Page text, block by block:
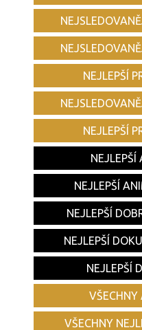
NEJLEPŠÍ
NEJLEPŠÍ
NEJLEPŠÍ
NEJLEPŠÍ
NEJLEPŠÍ
NEJLEPŠÍ
NEJLEPŠÍ
VŠECHNY
VŠECHNY